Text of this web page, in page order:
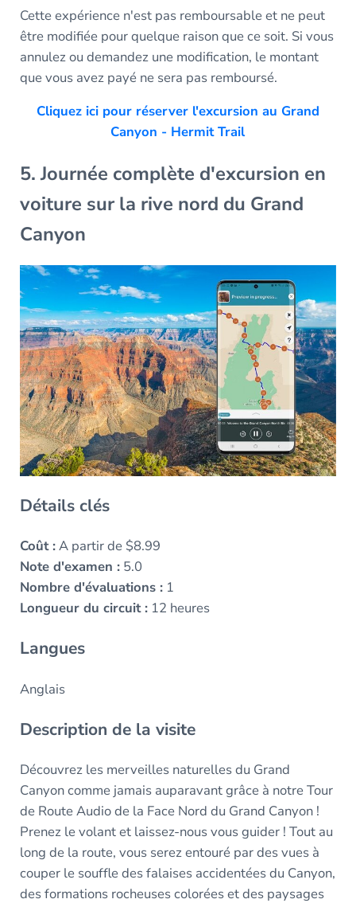
Cette expérience n'est pas remboursable et ne peut
être modifiée pour quelque raison que ce soit. Si vous
annulez ou demandez une modification, le montant
que vous avez payé ne sera pas remboursé.
Cliquez ici pour réserver l'excursion au Grand
Canyon - Hermit Trail
5. Journée complète d'excursion en
voiture sur la rive nord du Grand
Canyon
Détails clés
Coût :A partir de $8.99
Note d'examen :5.0
Nombre d'évaluations :1
Longueur du circuit :12 heures
Langues
Anglais
Description de la visite
Découvrez les merveilles naturelles du Grand
Canyon comme jamais auparavant grâce à notre Tour
de Route Audio de la Face Nord du Grand Canyon !
Prenez le volant et laissez-nous vous guider ! Tout au
long de la route, vous serez entouré par des vues à
couper le souffle des falaises accidentées du Canyon,
des formations rocheuses colorées et des paysages